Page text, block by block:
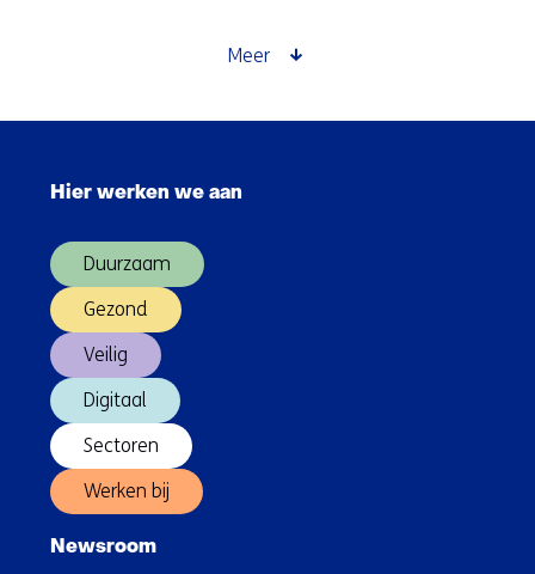
Meer
Hier werken we aan
Duurzaam
Gezond
Veilig
Digitaal
Sectoren
Werken bij
Newsroom